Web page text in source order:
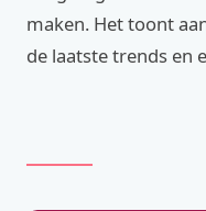
maken. Het toont
de laatste trends en